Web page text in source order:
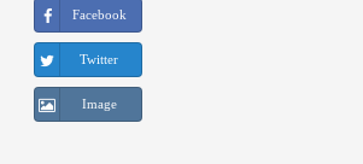
Facebook
Twitter
Image